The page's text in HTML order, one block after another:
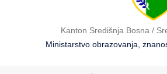
Kanton Središnja Bosna /
Ministarstvo obrazovanja,